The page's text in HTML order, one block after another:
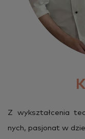
Z wy­kształ­ce­nia
nych, pa­sjo­nat w